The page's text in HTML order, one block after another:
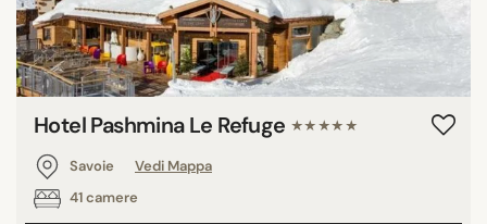
Hotel Pashmina Le Refuge ★★★★★
Savoie
Vedi Mappa
41 camere